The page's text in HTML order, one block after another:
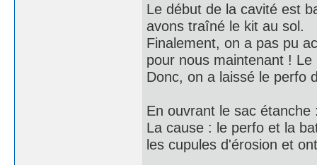
Le début de la cavité est
avons traîné le kit au sol.
Finalement, on a pas pu
pour nous maintenant !
Donc, on a laissé le perfo
En ouvrant le sac
La cause : le perfo et la
les cupules d'érosion et